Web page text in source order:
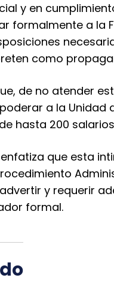
y en
formalmente a la
como
de no atender
a la Unidad
hasta 200
que esta
y requerir
formal.